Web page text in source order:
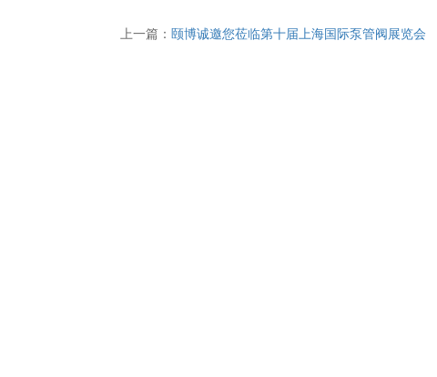
上一篇： 颐博诚邀您莅临第十届上海国际泵管阀展览会